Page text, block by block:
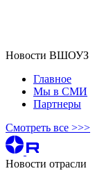
Новости ВШОУЗ
Главное
Мы в СМИ
Партнеры
Смотреть все >>>
Новости отрасли